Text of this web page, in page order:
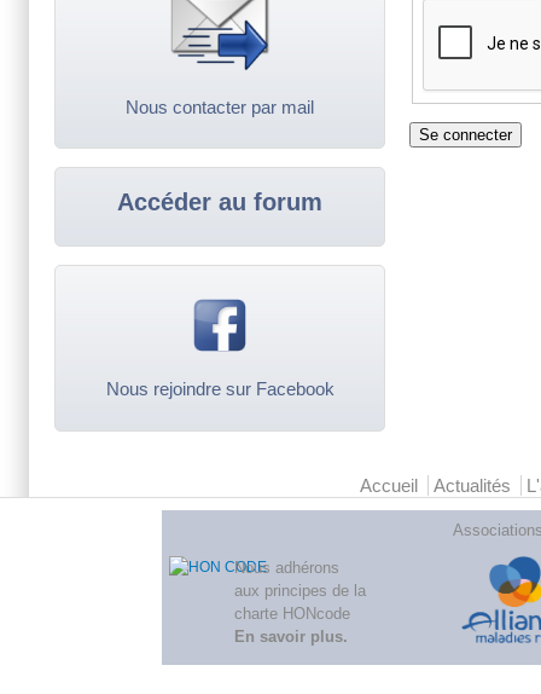
Nous contacter par mail
Accéder au forum
Nous rejoindre sur Facebook
Accueil Actualités
Nous adhérons
aux principes de la
charte HONcode
En savoir plus.